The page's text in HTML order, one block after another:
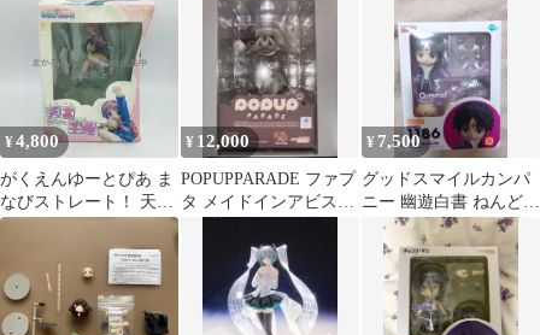
ギュア まどマギ
¥4,800
がくえんゆーとぴあ ま
なびストレート！ 天宮
学美 グッドスマイルカ
¥ 12,000
POPUPPARADE ファプ
タ メイドインアビス
フィギュア
¥ 7,500
グッドスマイルカンパ
ニー 幽遊白書 ねんどろ
いど クロロ＝ルシルフ
ル 1186